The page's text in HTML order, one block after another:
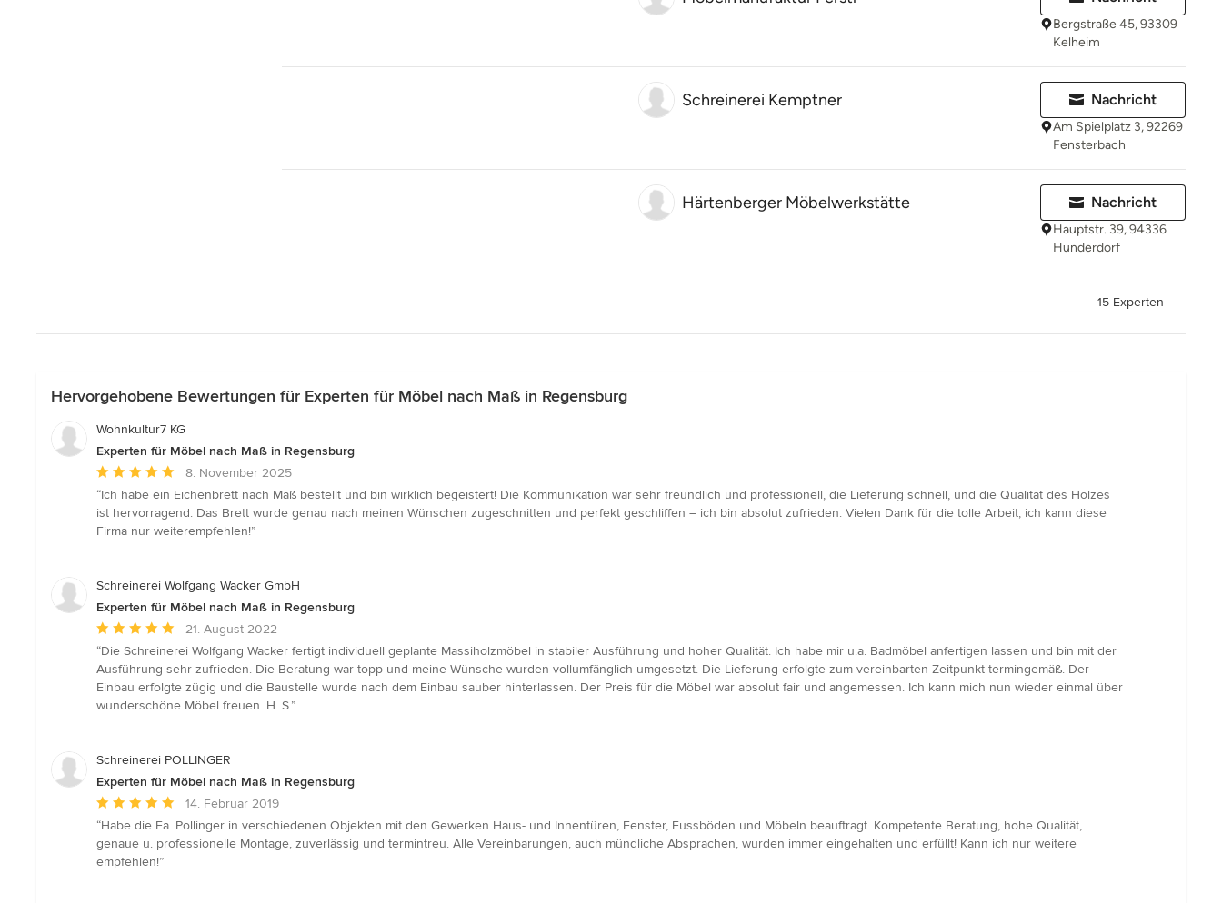
Bergstraße 45, 93309
Kelheim
Schreinerei Kemptner Nachricht
Am Spielplatz 3, 92269
Fensterbach
Härtenberger Möbelwerkstätte Nachricht
Hauptstr. 39, 94336
Hunderdorf
15 Experten
Hervorgehobene Bewertungen für Experten für Möbel nach Maß in Regensburg
Wohnkultur7 KG
Experten für Möbel nach Maß in Regensburg
Durchschnittliche
Bewertung:
5
von
8. November 2025
“Ich habe ein Eichenbrett nach Maß bestellt und bin wirklich begeistert! Die Kommunikation war sehr freundlich und professionell, die Lieferung schnell, und die Qualität des Holzes
ist hervorragend. Das Brett wurde genau nach meinen Wünschen zugeschnitten und perfekt geschliffen – ich bin absolut zufrieden. Vielen Dank für die tolle Arbeit, ich kann diese
Firma nur weiterempfehlen!”
Schreinerei Wolfgang Wacker GmbH
Experten für Möbel nach Maß in Regensburg
Durchschnittliche
Bewertung:
5
von
5
21. August 2022
“Die Schreinerei Wolfgang Wacker fertigt individuell geplante Massiholzmöbel in stabiler Ausführung und hoher Qualität. Ich habe mir u.a. Badmöbel anfertigen lassen und bin mit der
Ausführung sehr zufrieden. Die Beratung war topp und meine Wünsche wurden vollumfänglich umgesetzt. Die Lieferung erfolgte zum vereinbarten Zeitpunkt termingemäß. Der
Einbau erfolgte zügig und die Baustelle wurde nach dem Einbau sauber hinterlassen. Der Preis für die Möbel war absolut fair und angemessen. Ich kann mich nun wieder einmal über
wunderschöne Möbel freuen. H. S.”
Schreinerei POLLINGER
Experten für Möbel nach Maß in Regensburg
Durchschnittliche
Bewertung:
5
von
14. Februar 2019
“Habe die Fa. Pollinger in verschiedenen Objekten mit den Gewerken Haus- und Innentüren, Fenster, Fussböden und Möbeln beauftragt. Kompetente Beratung, hohe Qualität,
genaue u. professionelle Montage, zuverlässig und termintreu. Alle Vereinbarungen, auch mündliche Absprachen, wurden immer eingehalten und erfüllt! Kann ich nur weitere
empfehlen!”